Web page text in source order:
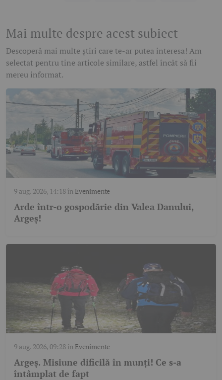
Mai multe despre acest subiect
Descoperă mai multe știri care te-ar putea interesa! Am
selectat pentru tine articole similare, astfel încât să fii
mereu informat.
9 aug. 2026, 14:18în Evenimente
Arde într-o gospodărie din Valea Danului,
Argeș!
9 aug. 2026, 09:28în Evenimente
Argeș. Misiune dificilă în munți! Ce s-a
întâmplat de fapt